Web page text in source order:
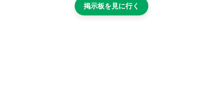
掲示板を見に行く